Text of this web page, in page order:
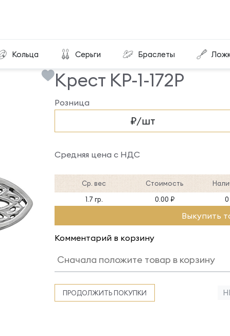
Кольца Серьги Браслеты
Крест КР-1-172Р
Крест КР-1-172Р
Розница
₽/шт
Средняя цена с НДС
Ср. вес Стоимость
1.7 гр.
0.00 ₽ 0
Выкупить
Комментарий в корзину
ПРОДОЛЖИТЬ ПОКУПКИ